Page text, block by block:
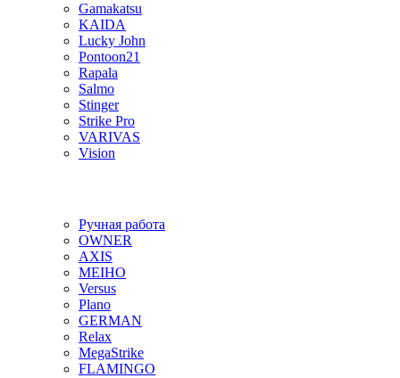
Gamakatsu
KAIDA
Lucky John
Pontoon21
Rapala
Salmo
Stinger
Strike Pro
VARIVAS
Vision
Ручная работа
OWNER
AXIS
MEIHO
Versus
Plano
GERMAN
Relax
MegaStrike
FLAMINGO